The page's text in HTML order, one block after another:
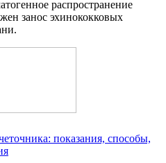
распространение
занос эхинококковых
показания, способы,